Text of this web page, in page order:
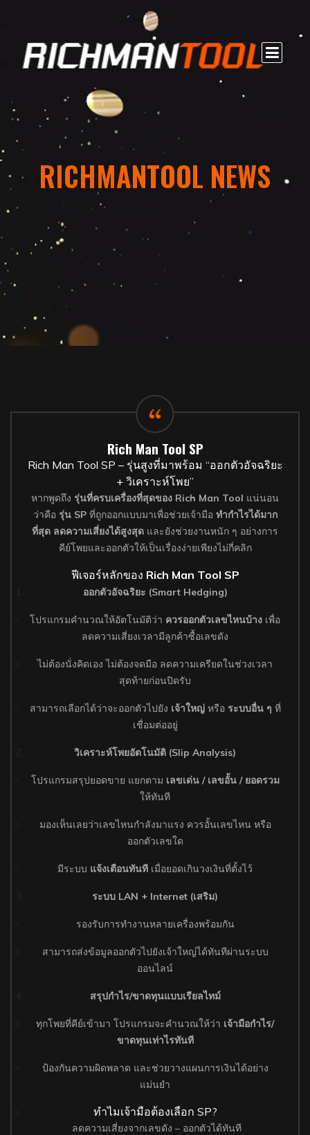
RICHMANTOOL NEWS
Rich Man Tool SP
Rich Man Tool SP – รุ่นสูงที่มาพร้อม “ออกตัวอัจฉริยะ
+ วิเคราะห์โพย”
หากพูดถึง รุ่นที่ครบเครื่องที่สุดของ Rich Man Tool แน่นอน
ว่าคือ รุ่น SPที่ถูกออกแบบมาเพื่อช่วยเจ้ามือ ทำกำไรได้มาก
ที่สุด ลดความเสี่ยงได้สูงสุด และยังช่วยงานหนัก ๆ อย่างการ
คีย์โพยและออกตัวให้เป็นเรื่องง่ายเพียงไม่กี่คลิก
ฟีเจอร์หลักของ Rich Man Tool SP
ออกตัวอัจฉริยะ (Smart Hedging)
โปรแกรมคำนวณให้อัตโนมัติว่า ควรออกตัวเลขไหนบ้าง เพื่อ
ลดความเสี่ยงเวลามีลูกค้าซื้อเลขดัง
ไม่ต้องนั่งคิดเอง ไม่ต้องจดมือ ลดความเครียดในช่วงเวลา
สุดท้ายก่อนปิดรับ
สามารถเลือกได้ว่าจะออกตัวไปยัง เจ้าใหญ่หรือ ระบบอื่น ๆ ที่
เชื่อมต่ออยู่
วิเคราะห์โพยอัตโนมัติ (Slip Analysis)
โปรแกรมสรุปยอดขาย แยกตาม เลขเด่น / เลขอั้น / ยอดรวม
ให้ทันที
มองเห็นเลยว่าเลขไหนกำลังมาแรง ควรอั้นเลขไหน หรือ
ออกตัวเลขใด
มีระบบ แจ้งเตือนทันที เมื่อยอดเกินวงเงินที่ตั้งไว้
ระบบ LAN + Internet (เสริม)
รองรับการทำงานหลายเครื่องพร้อมกัน
สามารถส่งข้อมูลออกตัวไปยังเจ้าใหญ่ได้ทันทีผ่านระบบ
ออนไลน์
สรุปกำไร/ขาดทุนแบบเรียลไทม์
ทุกโพยที่คีย์เข้ามา โปรแกรมจะคำนวณให้ว่า เจ้ามือกำไร/
ขาดทุนเท่าไรทันที
ป้องกันความผิดพลาด และช่วยวางแผนการเงินได้อย่าง
แม่นยำ
ทำไมเจ้ามือต้องเลือก SP?
ลดความเสี่ยงจากเลขดัง – ออกตัวได้ทันที